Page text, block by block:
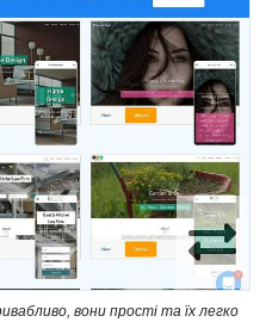
вони прості та їх легко